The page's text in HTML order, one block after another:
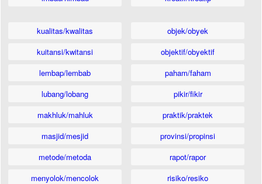
kualitas/kwalitas
kuitansi/kwitansi
lembap/lembab
lubang/lobang
makhluk/mahluk
masjid/mesjid
metode/metoda
menyolok/mencolok
objek/obyek
objektif/obyektif
paham/faham
pikir/fikir
praktik/praktek
provinsi/propinsi
rapot/rapor
risiko/resiko